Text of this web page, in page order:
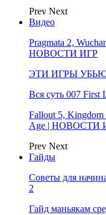
Prev Next
Видео
Pragmata 2,
НОВОСТИ ИГР
ЭТИ ИГРЫ
Вся суть 007
Fallout 5, Kingdom
Age | НОВОСТИ
Prev Next
Гайды
Советы для
2
Гайд маньякам